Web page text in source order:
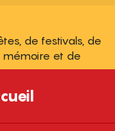
de festivals, de
mémoire et de